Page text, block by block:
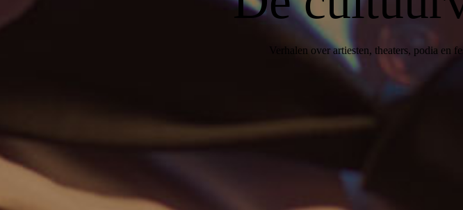
Verhalen over artiesten, theaters, podia